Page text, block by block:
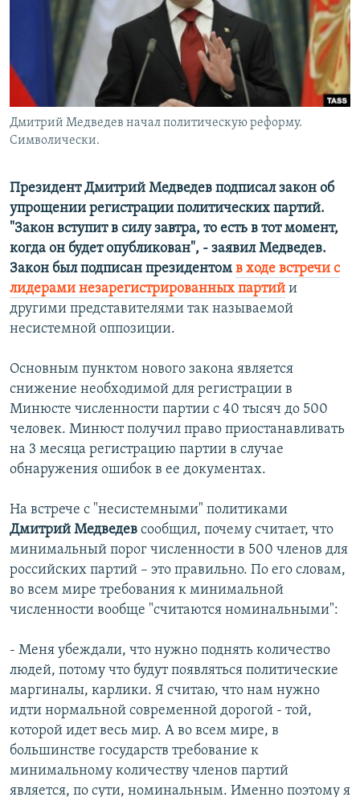
РАСПИСАНИЕ ВЕЩАНИЯ
ПОДПИШИТЕСЬ НА РАССЫЛКУ
СОЦИАЛЬНЫЕ СЕТИ
Все сайты РСЕ/РС
Дмитрий Медведев начал политическую реформу.
Символически.
Президент Дмитрий Медведев подписал закон об
упрощении регистрации политических партий.
"Закон вступит в силу завтра, то есть в тот момент,
когда он будет опубликован", - заявил Медведев.
Закон был подписан президентом в ходе встречи с
лидерами незарегистрированных партий и
другими представителями так называемой
несистемной оппозиции.
Основным пунктом нового закона является
снижение необходимой для регистрации в
Минюсте численности партии с 40 тысяч до 500
человек. Минюст получил право приостанавливать
на 3 месяца регистрацию партии в случае
обнаружения ошибок в ее документах.
На встрече с "несистемными" политиками
Дмитрий Медведев сообщил, почему считает, что
минимальный порог численности в 500 членов для
российских партий – это правильно. По его словам,
во всем мире требования к минимальной
численности вообще "считаются номинальными":
- Меня убеждали, что нужно поднять количество
людей, потому что будут появляться политические
маргиналы, карлики. Я считаю, что нам нужно
идти нормальной современной дорогой - той,
которой идет весь мир. А во всем мире, в
большинстве государств требование к
минимальному количеству членов партий
является, по сути, номинальным. Именно поэтому я